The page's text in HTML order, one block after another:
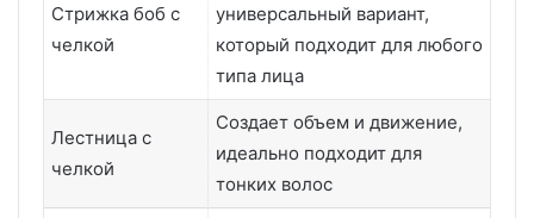
Стрижка боб с
челкой
универсальный вариант,
который подходит для любого
типа лица
Лестница с
челкой
Создает объем и движение,
идеально подходит для
тонких волос